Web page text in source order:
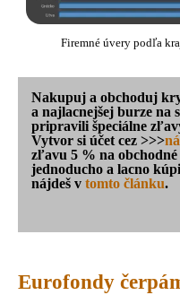
Firemné úvery podľa
Nakupuj a obchoduj
a najlacnejšej burze na
pripravili špeciálne
Vytvor si účet cez >>>
zľavu 5 % na
jednoducho a lacno
nájdeš v tomto článku.
Eurofondy